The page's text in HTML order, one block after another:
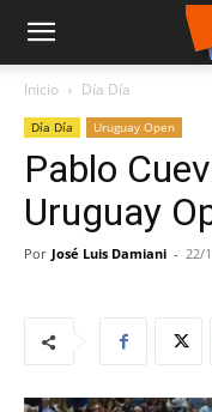
Inicio Día Día
Día Día Uruguay Open
Pablo
Uruguay
Por José Luis Damiani - 22/